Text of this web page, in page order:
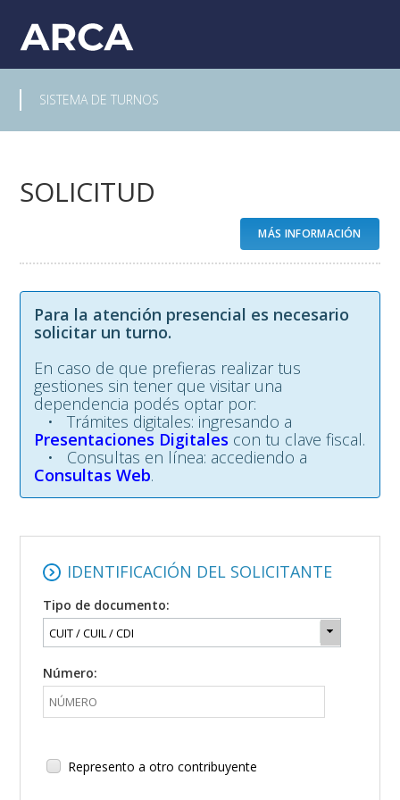
SISTEMA DE TURNOS
SOLICITUD
MÁS INFORMACIÓN
Para la atención presencial es necesario
solicitar un turno.
En caso de que prefieras realizar tus
gestiones sin tener que visitar una
dependencia podés optar por:
• Trámites digitales: ingresando a
Presentaciones Digitales con tu clave fiscal.
• Consultas en línea: accediendo a
Consultas Web.
IDENTIFICACIÓN DEL SOLICITANTE
Tipo de documento:
Número:
Represento a otro contribuyente